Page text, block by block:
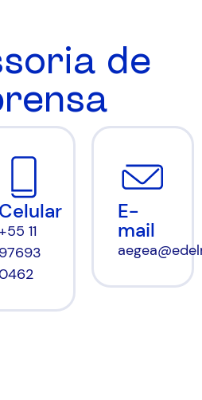
de
Celular
+55 11
97693
E-
mail